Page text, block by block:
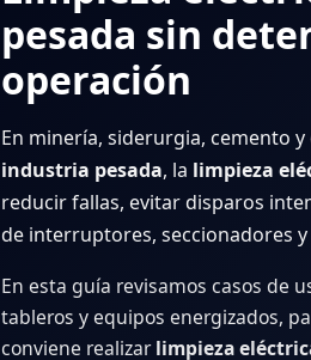
pesada sin
operación
En minería, siderurgia, cemento
industria pesada, la limpieza
reducir fallas, evitar disparos
de interruptores, seccionadores
En esta guía revisamos casos de
tableros y equipos energizados,
conviene realizarlimpieza